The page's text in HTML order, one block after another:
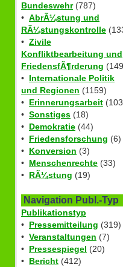
Bundeswehr(787)
• AbrÃ¼stung und
RÃ¼stungskontrolle
• Zivile
Konfliktbearbeitung und
FriedensfÃ¶rderung
• Internationale Politik
und Regionen (1159)
• Erinnerungsarbeit
• Sonstiges (18)
• Demokratie (44)
• Friedensforschung (6)
• Konversion (3)
• Menschenrechte (33)
• RÃ¼stung (19)
Navigation Publ.-Typ
Publikationstyp
• Pressemitteilung (319)
• Veranstaltungen (7)
• Pressespiegel (20)
• Bericht (412)